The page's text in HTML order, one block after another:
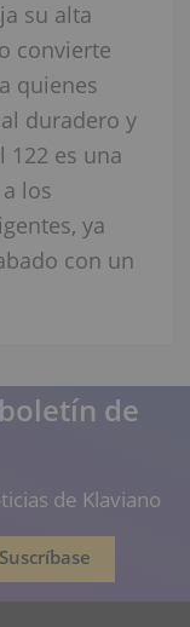
su alta
convierte
quienes
duradero y
122 es una
los
ya
con un
de
de Klaviano